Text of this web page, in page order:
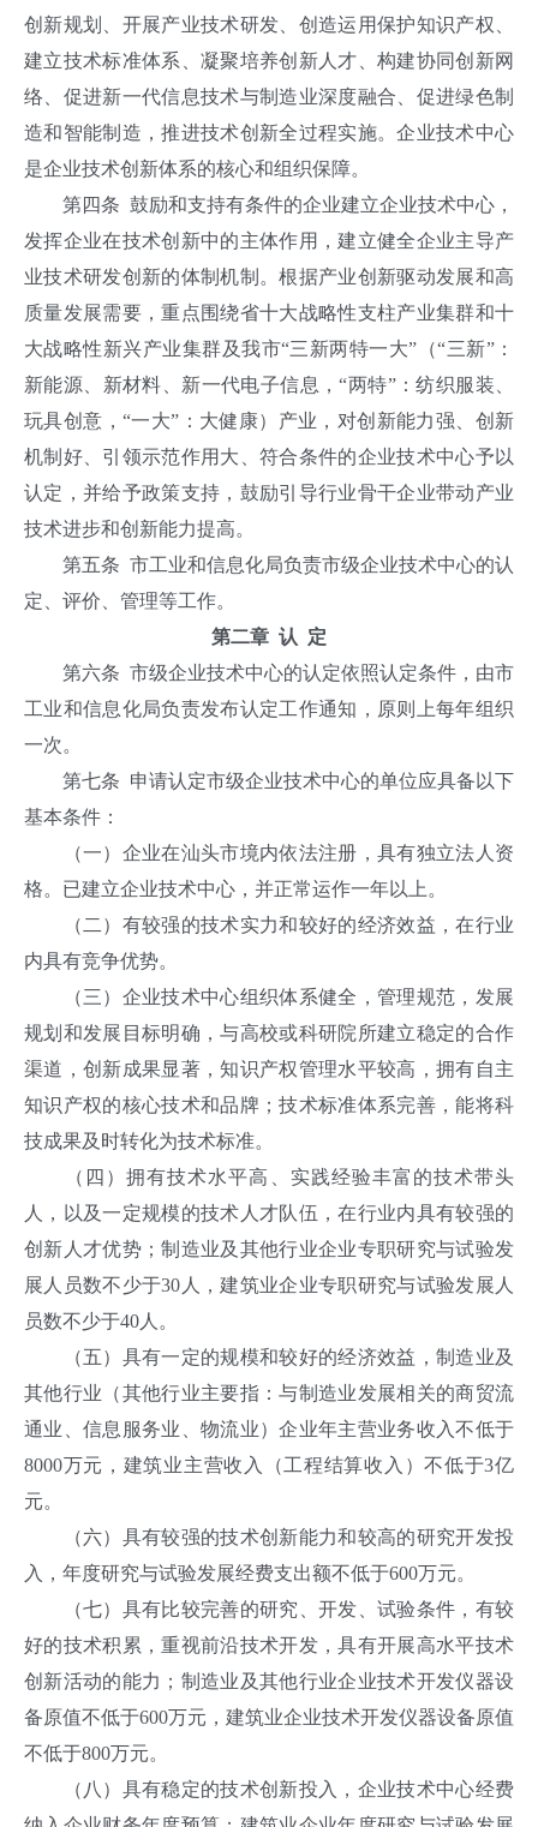
创新规划、开展产业技术研发、创造运用保护知识产权、
建立技术标准体系、凝聚培养创新人才、构建协同创新网
络、促进新一代信息技术与制造业深度融合、促进绿色制
造和智能制造，推进技术创新全过程实施。企业技术中心
是企业技术创新体系的核心和组织保障。
第四条 鼓励和支持有条件的企业建立企业技术中心，
发挥企业在技术创新中的主体作用，建立健全企业主导产
业技术研发创新的体制机制。根据产业创新驱动发展和高
质量发展需要，重点围绕省十大战略性支柱产业集群和十
大战略性新兴产业集群及我市“三新两特一大”（“三新”：
新能源、新材料、新一代电子信息，“两特”：纺织服装、
玩具创意，“一大”：大健康）产业，对创新能力强、创新
机制好、引领示范作用大、符合条件的企业技术中心予以
认定，并给予政策支持，鼓励引导行业骨干企业带动产业
技术进步和创新能力提高。
第五条 市工业和信息化局负责市级企业技术中心的认
定、评价、管理等工作。
第二章 认 定
第六条 市级企业技术中心的认定依照认定条件，由市
工业和信息化局负责发布认定工作通知，原则上每年组织
一次。
第七条 申请认定市级企业技术中心的单位应具备以下
基本条件：
（一）企业在汕头市境内依法注册，具有独立法人资
格。已建立企业技术中心，并正常运作一年以上。
（二）有较强的技术实力和较好的经济效益，在行业
内具有竞争优势。
（三）企业技术中心组织体系健全，管理规范，发展
规划和发展目标明确，与高校或科研院所建立稳定的合作
渠道，创新成果显著，知识产权管理水平较高，拥有自主
知识产权的核心技术和品牌；技术标准体系完善，能将科
技成果及时转化为技术标准。
（四）拥有技术水平高、实践经验丰富的技术带头
人，以及一定规模的技术人才队伍，在行业内具有较强的
创新人才优势；制造业及其他行业企业专职研究与试验发
展人员数不少于30人，建筑业企业专职研究与试验发展人
员数不少于40人。
（五）具有一定的规模和较好的经济效益，制造业及
其他行业（其他行业主要指：与制造业发展相关的商贸流
通业、信息服务业、物流业）企业年主营业务收入不低于
8000万元，建筑业主营收入（工程结算收入）不低于3亿
元。
（六）具有较强的技术创新能力和较高的研究开发投
入，年度研究与试验发展经费支出额不低于600万元。
（七）具有比较完善的研究、开发、试验条件，有较
好的技术积累，重视前沿技术开发，具有开展高水平技术
创新活动的能力；制造业及其他行业企业技术开发仪器设
备原值不低于600万元，建筑业企业技术开发仪器设备原值
不低于800万元。
（八）具有稳定的技术创新投入，企业技术中心经费